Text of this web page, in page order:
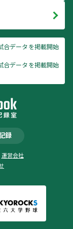
合データを掲載開始
合データを掲載開始
録
運営会社